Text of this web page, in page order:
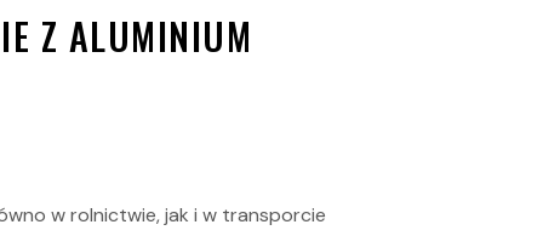
Z ALUMINIUM
w rolnictwie, jak i w transporcie